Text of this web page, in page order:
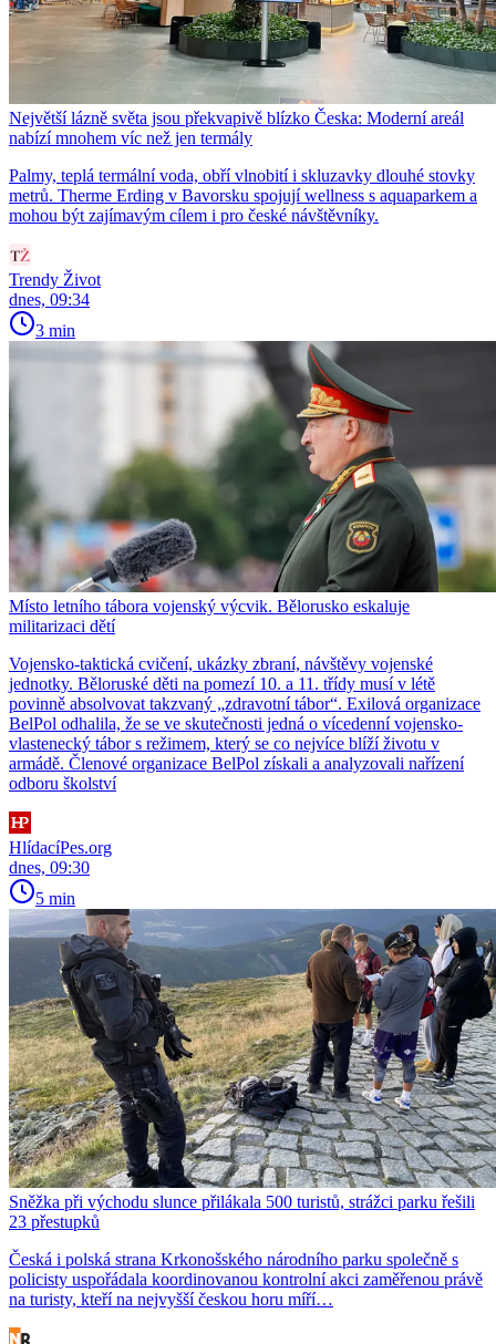
Největší lázně světa jsou překvapivě blízko Česka: Moderní areál
nabízí mnohem víc než jen termály
Palmy, teplá termální voda, obří vlnobití i skluzavky dlouhé stovky
metrů. Therme Erding v Bavorsku spojují wellness s aquaparkem a
mohou být zajímavým cílem i pro české návštěvníky.
Trendy Život
dnes, 09:34
3 min
Místo letního tábora vojenský výcvik. Bělorusko eskaluje
militarizaci dětí
Vojensko-taktická cvičení, ukázky zbraní, návštěvy vojenské
jednotky. Běloruské děti na pomezí 10. a 11. třídy musí v létě
povinně absolvovat takzvaný „zdravotní tábor“. Exilová organizace
BelPol odhalila, že se ve skutečnosti jedná o vícedenní vojensko-
vlastenecký tábor s režimem, který se co nejvíce blíží životu v
armádě. Členové organizace BelPol získali a analyzovali nařízení
odboru školství
HlídacíPes.org
dnes, 09:30
5 min
Sněžka při východu slunce přilákala 500 turistů, strážci parku řešili
23 přestupků
Česká i polská strana Krkonošského národního parku společně s
policisty uspořádala koordinovanou kontrolní akci zaměřenou právě
na turisty, kteří na nejvyšší českou horu míří…